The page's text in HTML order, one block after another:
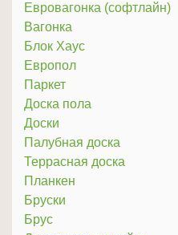
Евровагонка (софтлайн)
Вагонка
Блок Хаус
Европол
Паркет
Доска пола
Доски
Палубная доска
Террасная доска
Планкен
Бруски
Брус